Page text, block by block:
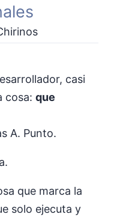
casi
cosa: que
A. Punto.
que marca la
solo ejecuta y